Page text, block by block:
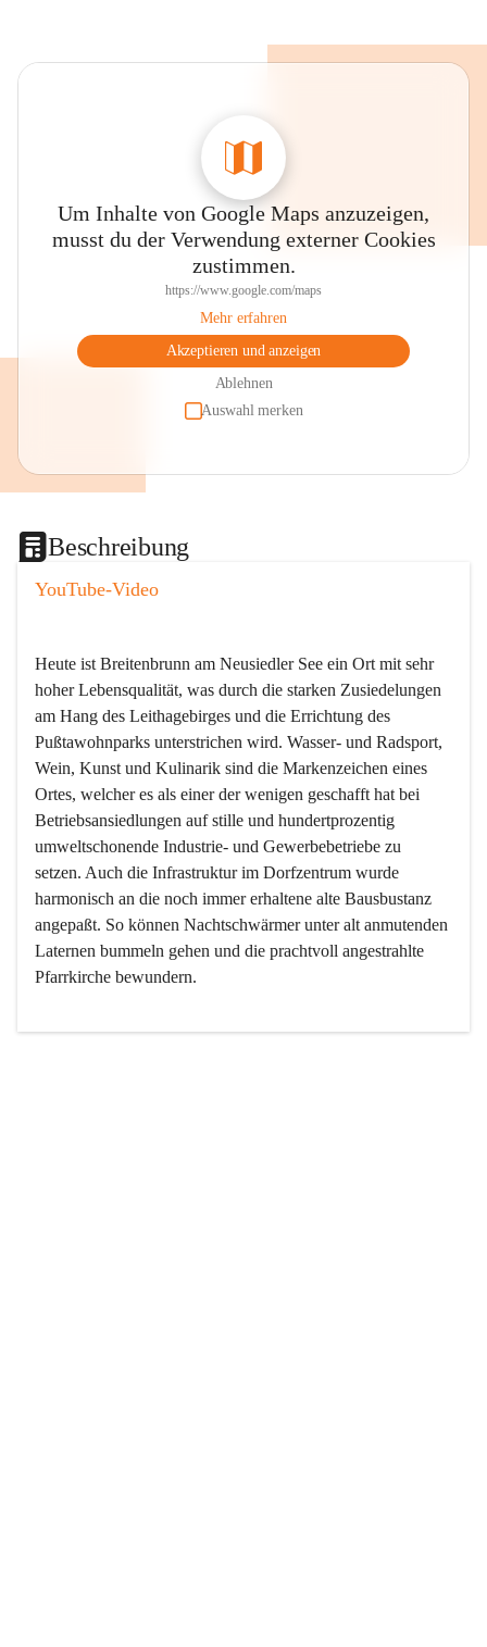
Um Inhalte von Google Maps anzuzeigen,
musst du der Verwendung externer Cookies
zustimmen.
https://www.google.com/maps
Mehr erfahren
Akzeptieren und anzeigen
Ablehnen
Auswahl merken
Beschreibung
YouTube-Video
Heute ist Breitenbrunn am Neusiedler See ein Ort mit sehr
hoher Lebensqualität, was durch die starken Zusiedelungen
am Hang des Leithagebirges und die Errichtung des
Pußtawohnparks unterstrichen wird. Wasser- und Radsport,
Wein, Kunst und Kulinarik sind die Markenzeichen eines
Ortes, welcher es als einer der wenigen geschafft hat bei
Betriebsansiedlungen auf stille und hundertprozentig
umweltschonende Industrie- und Gewerbebetriebe zu
setzen. Auch die Infrastruktur im Dorfzentrum wurde
harmonisch an die noch immer erhaltene alte Bausbustanz
angepaßt. So können Nachtschwärmer unter alt anmutenden
Laternen bummeln gehen und die prachtvoll angestrahlte
Pfarrkirche bewundern.
Der Weinbau dominert heute nicht mehr, ist aber integrativer